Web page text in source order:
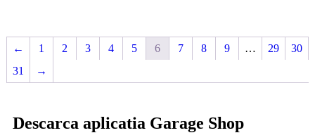
← 1 2 3 4 5 6 7 8 9 … 29
30
31
→
Descarca aplicatia Garage Shop